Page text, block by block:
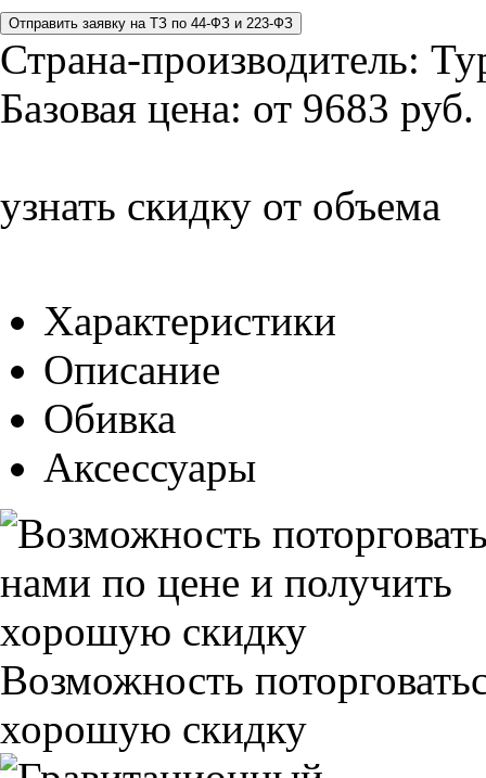
Страна-производитель:
Базовая цена: от 9683 руб.
узнать скидку от объема
Характеристики
Описание
Обивка
Аксессуары
Возможность
хорошую скидку